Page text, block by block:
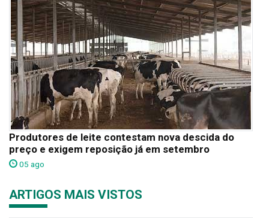
Produtores de leite contestam nova descida do
preço e exigem reposição já em setembro
05 ago
ARTIGOS MAIS VISTOS